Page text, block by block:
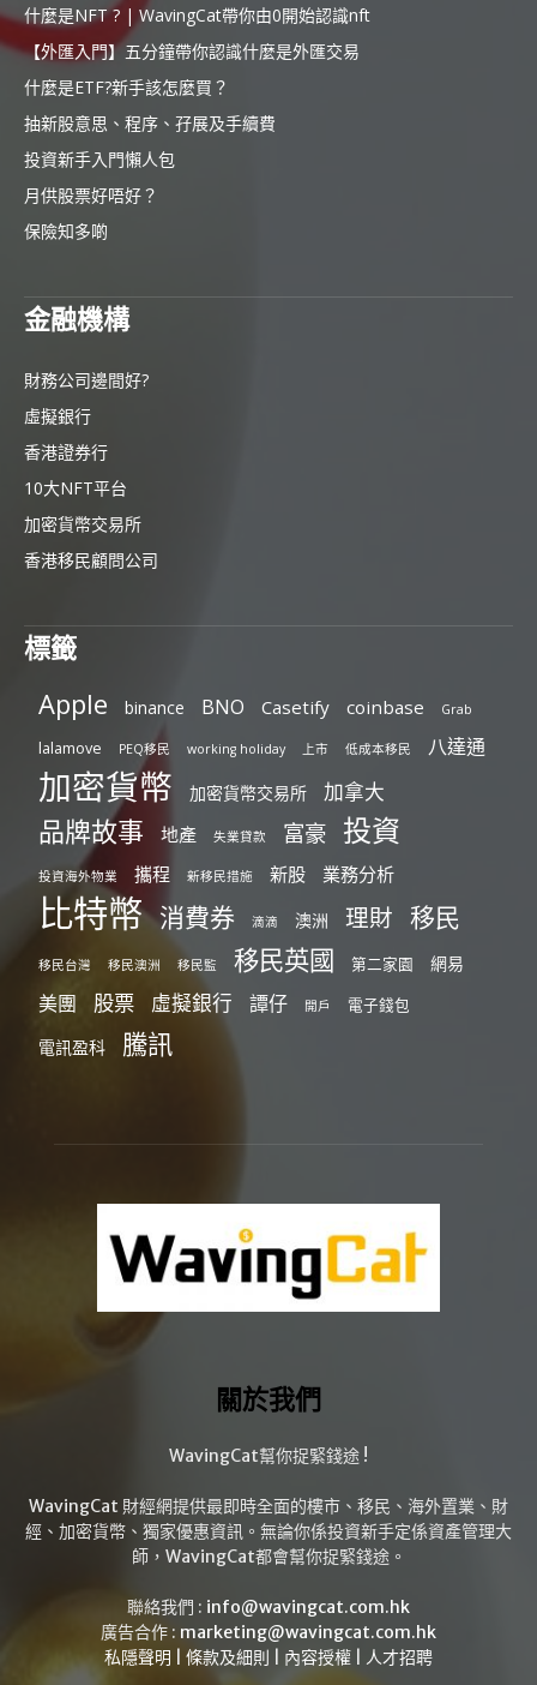
什麼是NFT ? | WavingCat帶你由0開始認識nft
【外匯入門】五分鐘帶你認識什麼是外匯交易
什麼是ETF?新手該怎麼買？
抽新股意思、程序、孖展及手續費
投資新手入門懶人包
月供股票好唔好？
保險知多啲
金融機構
財務公司邊間好?
虛擬銀行
香港證券行
10大NFT平台
加密貨幣交易所
香港移民顧問公司
標籤
Apple binance BNO Casetify coinbase Grab
lalamove PEQ移民 working holiday 上市 低成本移民 八達通
加密貨幣 加密貨幣交易所 加拿大
品牌故事 地產 失業貸款 富豪 投資
投資海外物業 攜程 新移民措施 新股 業務分析
比特幣 消費券 滴滴 澳洲 理財 移民
移民台灣 移民澳洲 移民監 移民英國 第二家園 網易
美團 股票 虛擬銀行 譚仔 開戶 電子錢包
電訊盈科 騰訊
關於我們
WavingCat幫你捉緊錢途 !
WavingCat 財經網提供最即時全面的樓市、移民、海外置業、財
經、加密貨幣、獨家優惠資訊。無論你係投資新手定係資產管理大
師，WavingCat都會幫你捉緊錢途。
聯絡我們 : info@wavingcat.com.hk
廣告合作 : marketing@wavingcat.com.hk
私隱聲明
條款及細則 內容授權 人才招聘